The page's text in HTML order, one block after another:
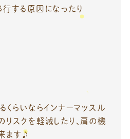
する原因になったり
くらいならインナーマッスル
スクを軽減したり、肩の機
ます♪